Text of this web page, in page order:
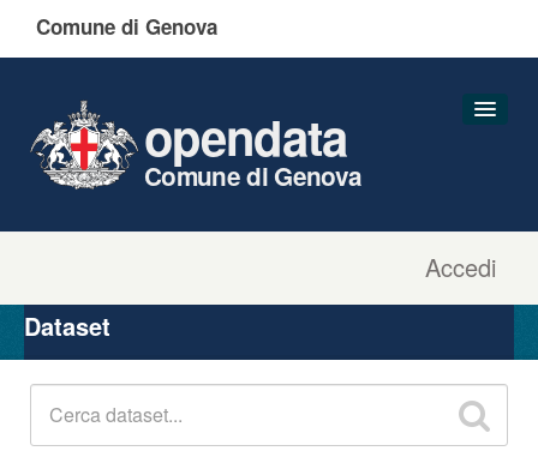
Comune di Genova
Accedi
opendata
Comune di Genova
Organizzazioni
Gruppi
Dataset